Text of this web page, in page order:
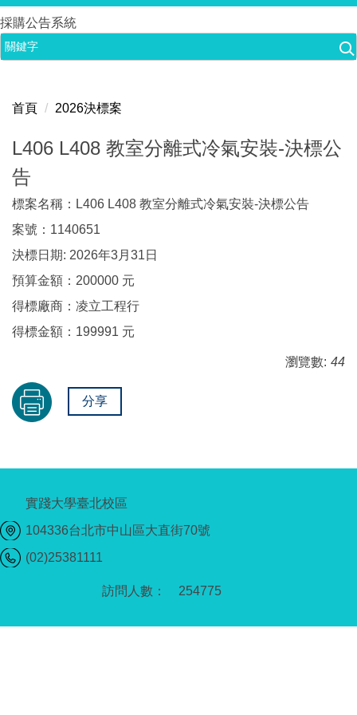
跳
到
主
容
採購公告系統
首頁 2026決標案
L406 L408 教室分離式冷氣安裝-決標公
告
標案名稱：L406 L408 教室分離式冷氣安裝-決標公告
案號：1140651
決標日期: 2026年3月31日
預算金額：200000 元
得標廠商：凌立工程行
得標金額：199991 元
瀏覽數: 44
分享
254775
實踐大學臺北校區
104336台北市中山區大直街70號
(02)25381111